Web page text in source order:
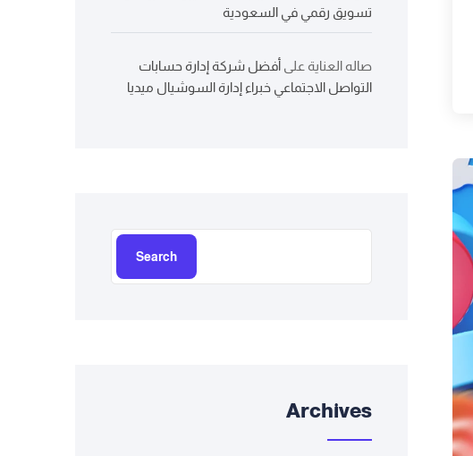
تسويق رقمي في السعودية
صاله العناية على أفضل شركة إدارة حسابات
التواصل الاجتماعي خبراء إدارة السوشيال ميديا
Search
Archives